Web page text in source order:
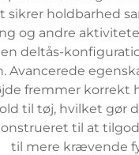
holdbarhed
og andre
deltås-
fremmer korrekt
til tøj, hvilket
til at
til mere krævende